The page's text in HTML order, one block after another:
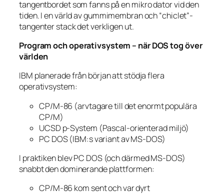
tangentbordet som fanns på en mikro­ dator vid den
tiden. I en värld av gummimembran och “chiclet”-
tangenter stack det verkligen ut.
Program och operativsystem – när DOS tog över
världen
IBM planerade från början att stödja flera
operativsystem:
CP/M-86 (arvtagare till det enormt populära
CP/M)
UCSD p-System (Pascal-orienterad miljö)
PC DOS (IBM:s variant av MS-DOS)
I praktiken blev PC DOS (och därmed MS-DOS)
snabbt den dominerande plattformen:
CP/M-86 kom sent och var dyrt